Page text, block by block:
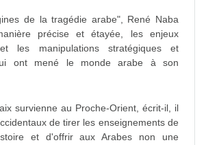
de la tragédie arabe", René Naba
précise et étayée, les enjeux
les manipulations stratégiques et
ont mené le monde arabe à son
survienne au Proche-Orient, écrit-il, il
de tirer les enseignements de
et d'offrir aux Arabes non une